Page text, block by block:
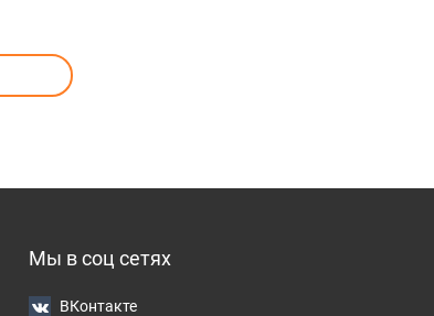
Мы в соц сетях
ВКонтакте